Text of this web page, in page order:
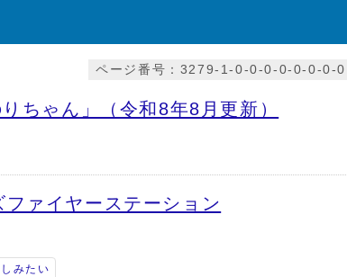
ページ番号：3279-1-0-0-0-0-0-0-0-0
ちゃん」（令和8年8月更新）
ァイヤーステーション
みたい